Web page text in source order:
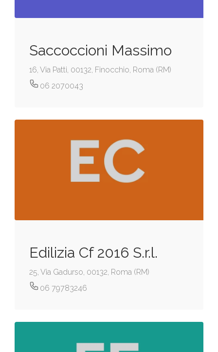
Saccoccioni Massimo
16, Via Patti, 00132, Finocchio, Roma (RM)
06 2070043
Edilizia Cf 2016 S.r.l.
25, Via Gadurso, 00132, Roma (RM)
06 79783246